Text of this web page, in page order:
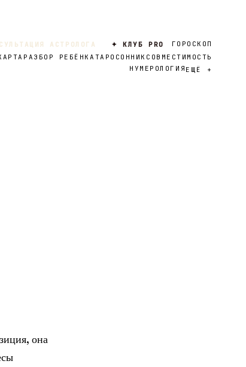
АСТРОЛОГА ✦ КЛУБ PRO
ГОРОСКОП
РАЗБОР РЕБЁНКА ТАРО СОННИК СОВМЕСТИМОСТЬ
НУМЕРОЛОГИЯ ЕЩЁ +
она